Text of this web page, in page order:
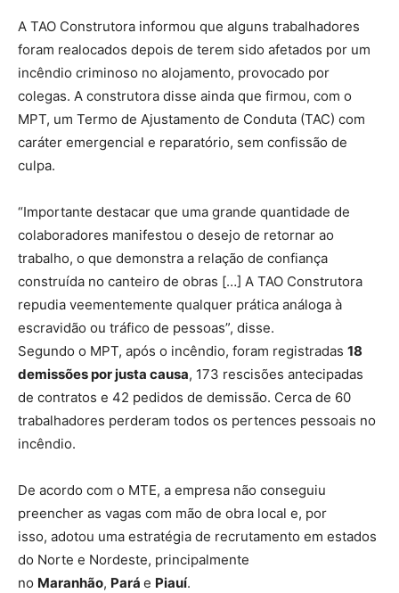
A TAO Construtora informou que alguns trabalhadores
foram realocados depois de terem sido afetados por um
incêndio criminoso no alojamento, provocado por
colegas. A construtora disse ainda que firmou, com o
MPT, um Termo de Ajustamento de Conduta (TAC) com
caráter emergencial e reparatório, sem confissão de
culpa.
“Importante destacar que uma grande quantidade de
colaboradores manifestou o desejo de retornar ao
trabalho, o que demonstra a relação de confiança
construída no canteiro de obras […] A TAO Construtora
repudia veementemente qualquer prática análoga à
escravidão ou tráfico de pessoas”, disse.
Segundo o MPT, após o incêndio, foram registradas 18
demissões por justa causa, 173 rescisões antecipadas
de contratos e 42 pedidos de demissão. Cerca de 60
trabalhadores perderam todos os pertences pessoais no
incêndio.
De acordo com o MTE, a empresa não conseguiu
preencher as vagas com mão de obra local e, por
isso, adotou uma estratégia de recrutamento em estados
do Norte e Nordeste, principalmente
no Maranhão, Pará e Piauí.